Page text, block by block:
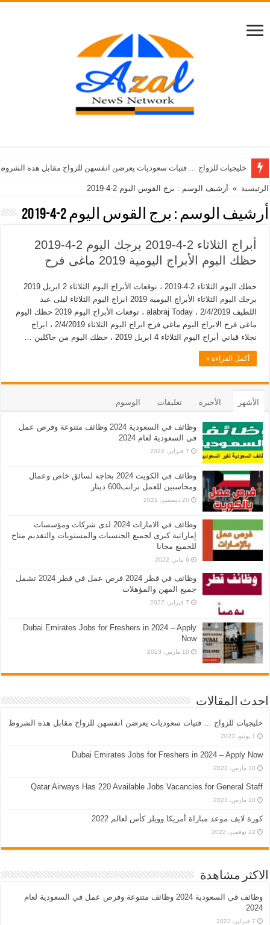
خليجيات للزواج … فتيات سعوديات يعرضن انفسهن للزواج مقابل هذه
الرئيسية » أرشيف الوسم : برج القوس اليوم 2-4-2019
أرشيف الوسم : برج القوس اليوم 2-4-2019
أبراج الثلاثاء 2-4-2019 برجك اليوم 2-4-2019
حظك اليوم الأبراج اليومية 2019 ماغى فرح
حظك اليوم الثلاثاء 2-4-2019 ، توقعات الأبراج اليوم الثلاثاء 2 ابريل 2019
برجك اليوم الثلاثاء الأبراج اليومية 2019 ابراج اليوم الثلاثاء ليلى عبد
اللطيف 2/4/2019 ، alabraj Today ، توقعات الأبراج اليوم 2019 حظك اليوم
ماغى فرح الابراج اليوم ماغي فرح ابراج اليوم الثلاثاء 2/4/2019 ، ابراج
نجلاء قباني أبراج اليوم الثلاثاء 4 ابريل 2019 ، حظك اليوم من جاكلين …
أكمل القراءة »
الأشهر الأخيرة تعليقات الوسوم
وظائف في السعودية 2024 وظائف متنوعة وفرص عمل
في السعودية لعام 2024
7 فبراير، 2022
وظائف في الكويت 2024 بحاجه لسائق خاص وعمال
ومحاسبين للعمل براتب600 دينار
20 ديسمبر، 2021
وظائف في الامارات 2024 لدى شركات ومؤسسات
إماراتية كبرى لجميع الجنسيات والمستويات والتقديم متاح
للجميع مجانا
6 يناير، 2022
وظائف في قطر 2024 فرص عمل في قطر 2024 تشمل
جميع المهن والمؤهلات
7 فبراير، 2022
Dubai Emirates Jobs for Freshers in 2024 – Apply
Now
10 مارس، 2023
احدث المقالات
خليجيات للزواج … فتيات سعوديات يعرضن انفسهن للزواج مقابل هذه الشروط
1 يونيو، 2023
Dubai Emirates Jobs for Freshers in 2024 – Apply Now
10 مارس، 2023
Qatar Airways Has 220 Available Jobs Vacancies for General Staff
10 مارس، 2023
كورة لايف موعد مباراة أمريكا وويلز كأس لعالم 2022
22 نوفمبر، 2022
الاكثر مشاهدة
وظائف في السعودية 2024 وظائف متنوعة وفرص عمل في السعودية لعام
2024
7 فبراير، 2022